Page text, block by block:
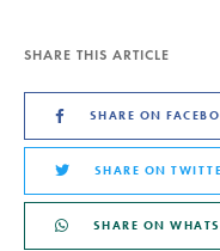
SHARE THIS ARTICLE
SHARE ON
SHARE ON
SHARE ON